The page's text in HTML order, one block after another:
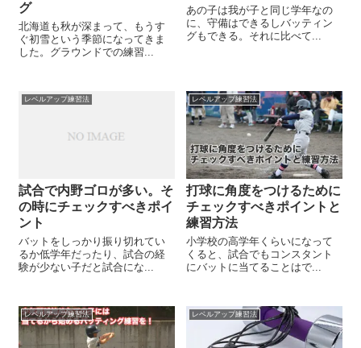
グ
北海道も秋が深まって、もうす
ぐ初雪という季節になってきま
した。グラウンドでの練習...
あの子は我が子と同じ学年なの
に、守備はできるしバッティン
グもできる。それに比べて...
レベルアップ練習法
試合で内野ゴロが多い。そ
の時にチェックすべきポイ
ント
バットをしっかり振り切れてい
るか低学年だったり、試合の経
験が少ない子だと試合にな...
レベルアップ練習法
打球に角度をつけるために
チェックすべきポイントと
練習方法
小学校の高学年くらいになって
くると、試合でもコンスタント
にバットに当てることはで...
レベルアップ練習法 レベルアップ練習法